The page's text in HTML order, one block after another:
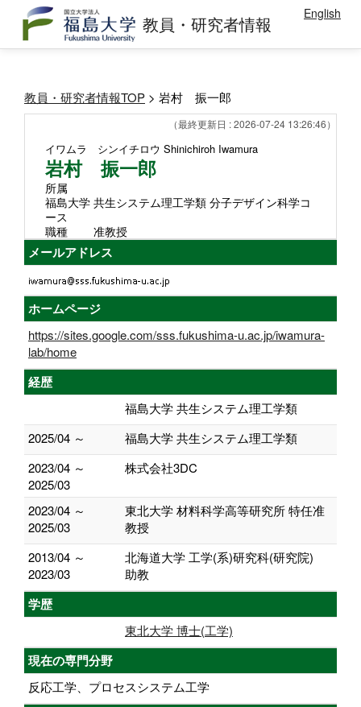
教員・研究者情報 English
教員・研究者情報TOP > 岩村 振一郎
（最終更新日 : 2026-07-24 13:26:46）
イワムラ シンイチロウ Shinichiroh Iwamura
岩村 振一郎
所属
福島大学 共生システム理工学類 分子デザイン科学コ
ース
職種
准教授
メールアドレス
ホームページ
https://sites.google.com/sss.fukushima-u.ac.jp/iwamura-
lab/home
経歴
福島大学 共生システム理工学類
2025/04 ～
福島大学 共生システム理工学類
2023/04 ～
2025/03
株式会社3DC
2023/04 ～
2025/03
東北大学 材料科学高等研究所 特任准
教授
2013/04 ～
2023/03
北海道大学 工学(系)研究科(研究院)
助教
学歴
東北大学 博士(工学)
現在の専門分野
反応工学、プロセスシステム工学